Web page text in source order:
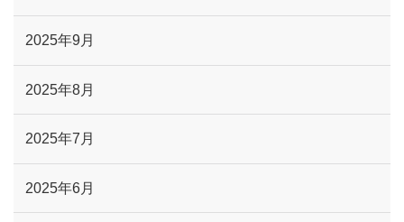
2025年9月
2025年8月
2025年7月
2025年6月